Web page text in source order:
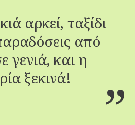
αρκεί, ταξίδι
από
γενιά, και η
ξεκινά!